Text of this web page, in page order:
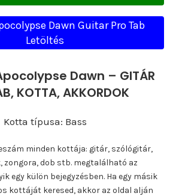
Dawn Guitar Pro Tab
Letöltés
Dawn – GITÁR
KOTTA, AKKORDOK
Kotta típusa: Bass
minden kottája: gitár, szólógitár,
zongora, dob stb. megtalálható az
egy külön bejegyzésben. Ha egy másik
kottáját keresed, akkor az oldal alján